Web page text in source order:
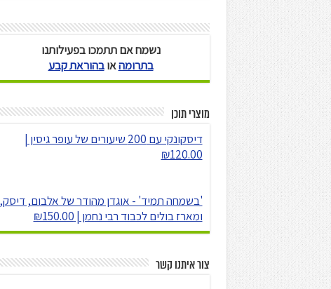
נשמח אם תתמכו בפעילותנו
בתרומהאובהוראת קבע
מוצרי תוכן
דיסקונקי עם 200 שיעורים של עופר גיסין |
₪120.00
'בשמחה תמיד' - אוגדן מהודר של אלבום, דיסק,
ומארז בולים לכבוד רבי נחמן | ₪150.00
צור איתנו קשר